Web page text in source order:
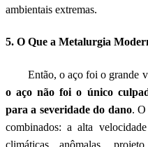
ambientais extremas.
5. O Que a Metalurgia
Então, o aço foi o grande
o aço não foi o único
para a severidade do dano. O
combinados: a alta
climáticas anômalas,